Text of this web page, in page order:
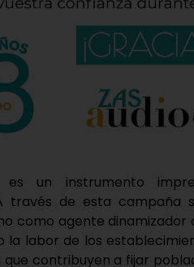
un instrumento
través de esta campaña
como agente
la labor de los
contribuyen a fijar